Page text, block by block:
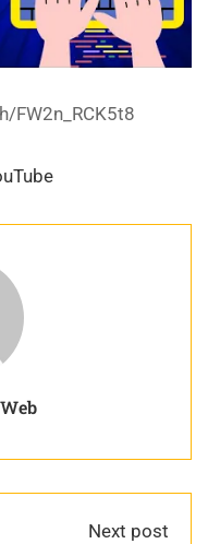
FW2n_RCK5t8
Next post